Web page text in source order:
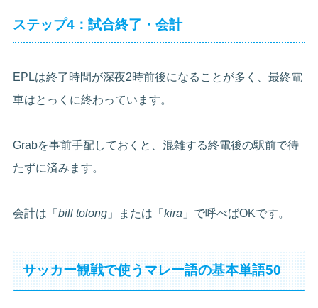
ステップ4：試合終了・会計
EPLは終了時間が深夜2時前後になることが多く、最終電
車はとっくに終わっています。
Grabを事前手配しておくと、混雑する終電後の駅前で待
たずに済みます。
会計は「bill tolong 」または「kira 」で呼べばOKです。
サッカー観戦で使うマレー語の基本単語50